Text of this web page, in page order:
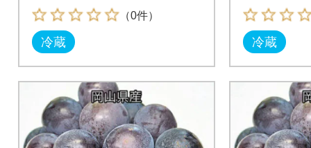
（0件）
冷蔵 冷蔵